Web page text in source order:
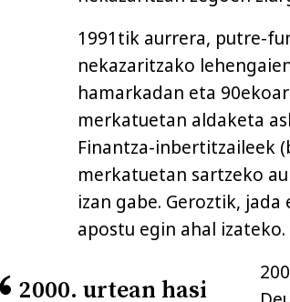
1991tik aurrera, putre-
nekazaritzako
hamarkadan eta
merkatuetan aldaketa
Finantza-inbertitzaileek
merkatuetan sartzeko
izan gabe. Geroztik,
apostu egin ahal izateko.
2000. urtean hasi